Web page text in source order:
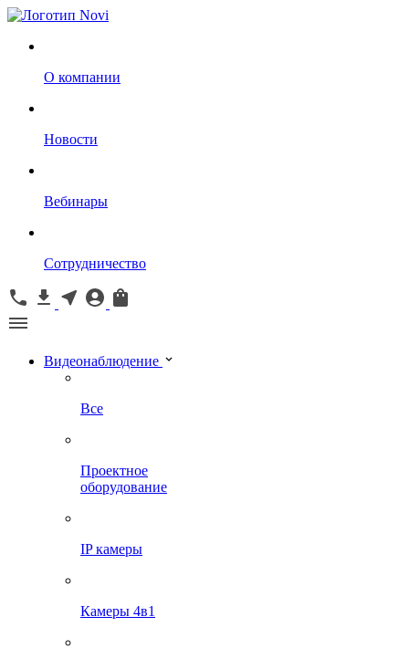
О компании
Новости
Вебинары
Сотрудничество
Видеонаблюдение
Все
Проектное
оборудование
IP камеры
Камеры 4в1